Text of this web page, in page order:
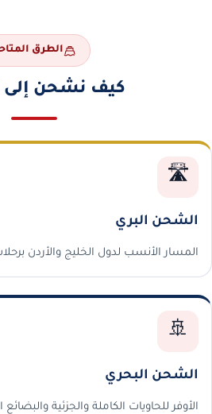
الطرق
كيف نشحن إلى
🛣️
الشحن البري
المسار الأنسب لدول الخليج والأردن
🚢
الشحن البحري
الأوفر للحاويات الكاملة والجزئية